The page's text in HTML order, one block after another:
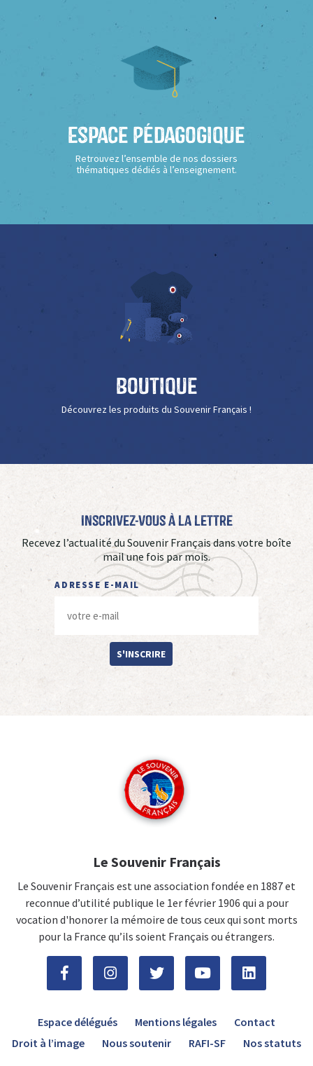
Espace Pédagogique
Retrouvez l’ensemble de nos dossiers
thématiques dédiés à l’enseignement.
Boutique
Découvrez les produits du Souvenir Français !
Inscrivez-vous à La Lettre
Recevez l’actualité du Souvenir Français dans votre boîte
mail une fois par mois.
ADRESSE E-MAIL
S'INSCRIRE
Le Souvenir Français
Le Souvenir Français est une association fondée en 1887 et
reconnue d’utilité publique le 1er février 1906 qui a pour
vocation d'honorer la mémoire de tous ceux qui sont morts
pour la France qu’ils soient Français ou étrangers.
Espace délégués Mentions légales
Contact
Droit à l’image
Nous soutenir RAFI-SF Nos statuts